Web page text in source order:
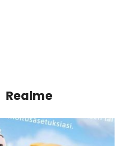
Realme